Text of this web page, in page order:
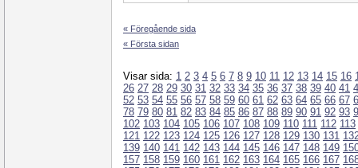
« Föregående sida
« Första sidan
Visar sida: 1 2 3 4 5 6 7 8 9 10 11 12 13 14 15 16
26 27 28 29 30 31 32 33 34 35 36 37 38 39 40 41
52 53 54 55 56 57 58 59 60 61 62 63 64 65 66 67
78 79 80 81 82 83 84 85 86 87 88 89 90 91 92 93
102 103 104 105 106 107 108 109 110 111 112 113
121 122 123 124 125 126 127 128 129 130 131
139 140 141 142 143 144 145 146 147 148 149
157 158 159 160 161 162 163 164 165 166 167